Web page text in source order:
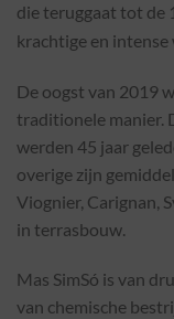
die teruggaat tot de
krachtige en intense
De oogst van 2019
traditionele manier.
werden 45 jaar
overige zijn
Viognier, Carignan,
in terrasbouw.
Mas SimSó is van
van chemische